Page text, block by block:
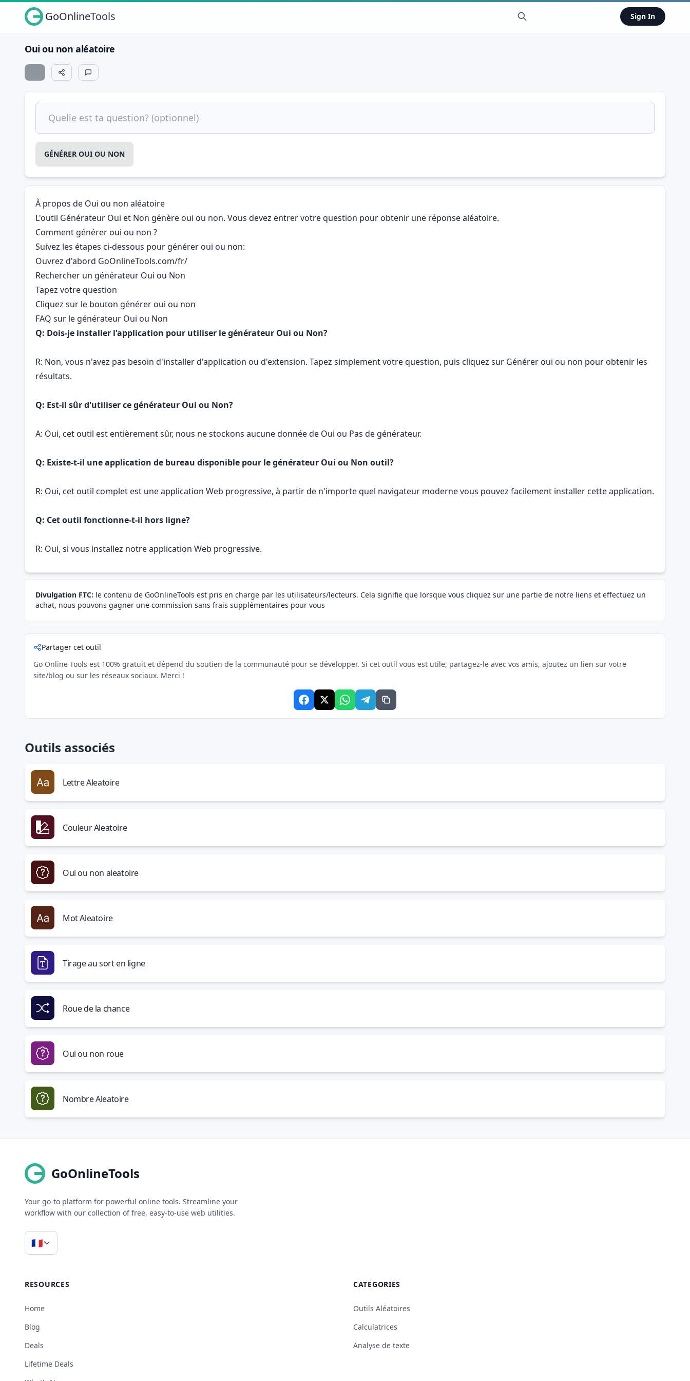
GoOnlineTools Sign In
Oui ou non aléatoire
Quelle est ta question? (optionnel)
GÉNÉRER OUI OU NON
À propos de Oui ou non aléatoire
L'outil Générateur Oui et Non génère oui ou non. Vous devez entrer votre question pour obtenir une réponse aléatoire.
Comment générer oui ou non ?
Suivez les étapes ci-dessous pour générer oui ou non:
Ouvrez d'abord GoOnlineTools.com/fr/
Rechercher un générateur Oui ou Non
Tapez votre question
Cliquez sur le bouton générer oui ou non
FAQ sur le générateur Oui ou Non
Q: Dois-je installer l'application pour utiliser le générateur Oui ou Non?
R: Non, vous n'avez pas besoin d'installer d'application ou d'extension. Tapez simplement votre question, puis cliquez sur Générer oui ou non pour obtenir les
résultats.
Q: Est-il sûr d'utiliser ce générateur Oui ou Non?
A: Oui, cet outil est entièrement sûr, nous ne stockons aucune donnée de Oui ou Pas de générateur.
Q: Existe-t-il une application de bureau disponible pour le générateur Oui ou Non outil?
R: Oui, cet outil complet est une application Web progressive, à partir de n'importe quel navigateur moderne vous pouvez facilement installer cette application.
Q: Cet outil fonctionne-t-il hors ligne?
R: Oui, si vous installez notre application Web progressive.
Divulgation FTC: le contenu de GoOnlineTools est pris en charge par les utilisateurs/lecteurs. Cela signifie que lorsque vous cliquez sur une partie de notre liens et effectuez un
achat, nous pouvons gagner une commission sans frais supplémentaires pour vous
Partager cet outil
Go Online Tools est 100% gratuit et dépend du soutien de la communauté pour se développer. Si cet outil vous est utile, partagez-le avec vos amis, ajoutez un lien sur votre
site/blog ou sur les réseaux sociaux. Merci !
Outils associés
Lettre Aleatoire
Couleur Aleatoire
Oui ou non aleatoire
Mot Aleatoire
Tirage au sort en ligne
Roue de la chance
Oui ou non roue
Nombre Aleatoire
GoOnlineTools
Your go-to platform for powerful online tools. Streamline your
workflow with our collection of free, easy-to-use web utilities.
🇫🇷
RESOURCES
Home
Blog
Deals
Lifetime Deals
CATEGORIES
Outils Aléatoires
Calculatrices
Analyse de texte